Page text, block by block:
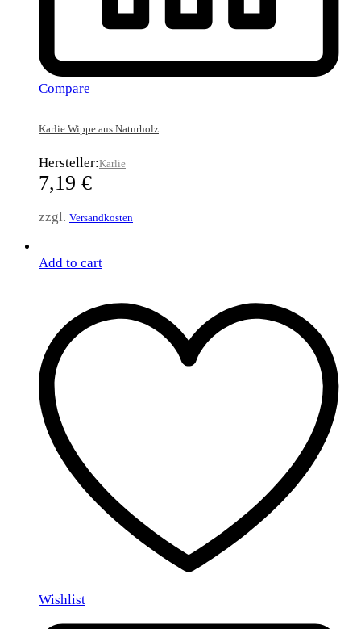
Compare
Karlie Wippe aus Naturholz
Hersteller:Karlie
7,19 €
zzgl. Versandkosten
Add to cart
Wishlist